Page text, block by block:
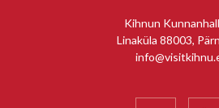
Kihnun
Linaküla 88003,